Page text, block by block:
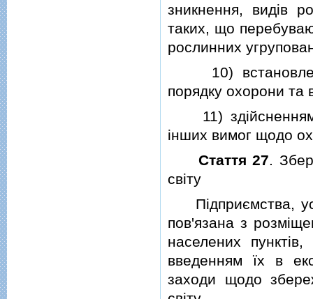
зникнення, видiв
таких, що
рослинних
10)
порядку охорони та
11) здiйсненням
iнших вимог щодо
Стаття 27.
свiту
Пiдприємства,
пов'язана з
населених
введенням їх в
заходи щодо